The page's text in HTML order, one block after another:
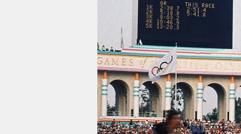
nord
wahrheit
verlag
verlag
veranstaltungen